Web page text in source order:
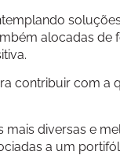
alocadas de
contribuir com a
mais diversas e
a um